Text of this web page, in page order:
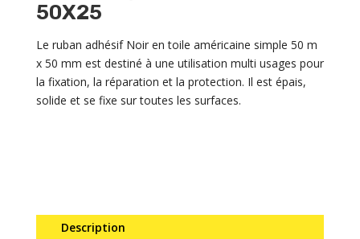
50X25
Le ruban adhésif Noir en toile américaine simple 50 m
x 50 mm est destiné à une utilisation multi usages pour
la fixation, la réparation et la protection. Il est épais,
solide et se fixe sur toutes les surfaces.
Description